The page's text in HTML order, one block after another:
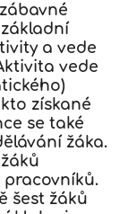
a vede
vede
získané
se také
žáka.
šest žáků